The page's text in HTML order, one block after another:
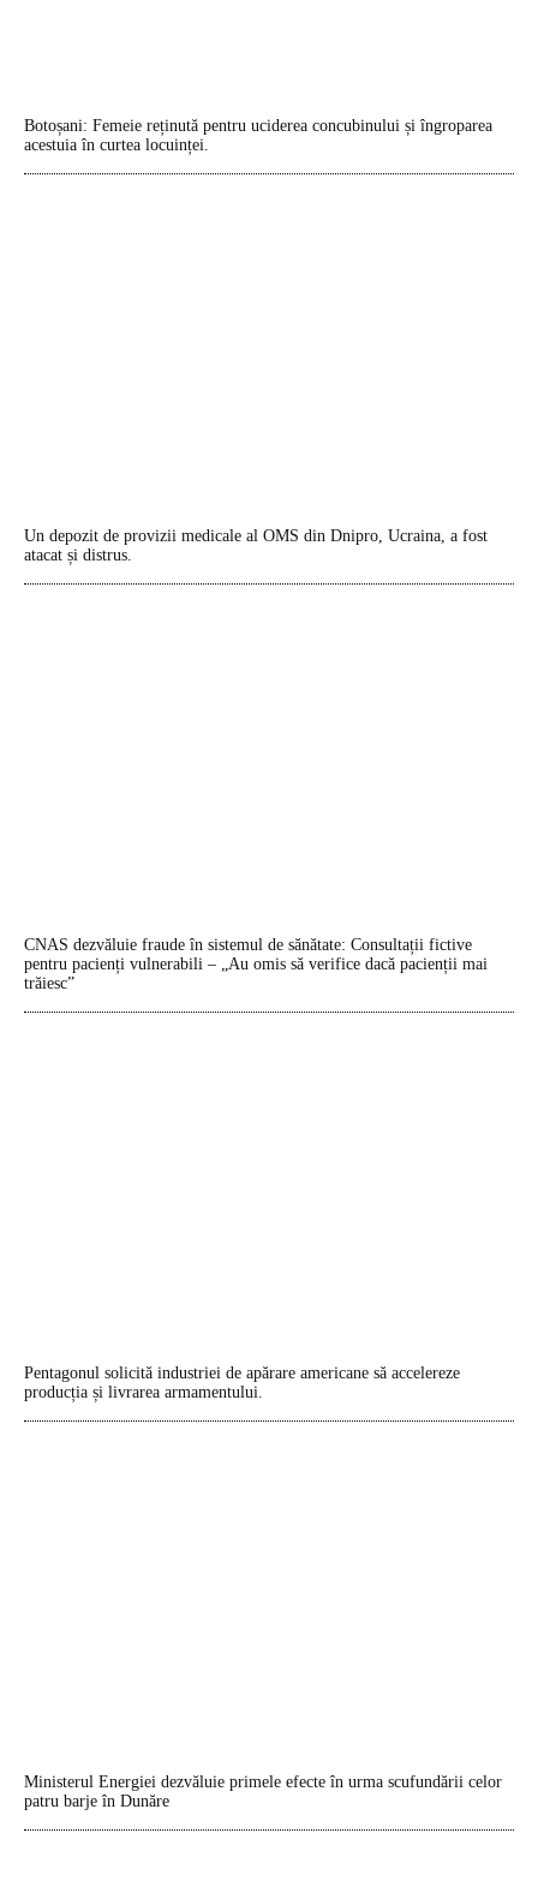
Botoșani: Femeie reținută pentru uciderea concubinului și îngroparea
acestuia în curtea locuinței.
Un depozit de provizii medicale al OMS din Dnipro, Ucraina, a fost
atacat și distrus.
CNAS dezvăluie fraude în sistemul de sănătate: Consultații fictive
pentru pacienți vulnerabili – „Au omis să verifice dacă pacienții mai
trăiesc”
Pentagonul solicită industriei de apărare americane să accelereze
producția și livrarea armamentului.
Ministerul Energiei dezvăluie primele efecte în urma scufundării celor
patru barje în Dunăre